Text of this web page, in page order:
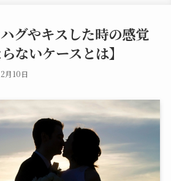
グやキスした時の感覚
ないケースとは】
月10日